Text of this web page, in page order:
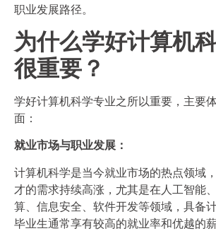
职业发展路径。
为什么学好计算机
很重要？
学好计算机科学专业之所以重要，主要
面：
就业市场与职业发展：
计算机科学是当今就业市场的热点领域
才的需求持续高涨，尤其是在人工智能
算、信息安全、软件开发等领域，具备
毕业生通常享有较高的就业率和优越的薪